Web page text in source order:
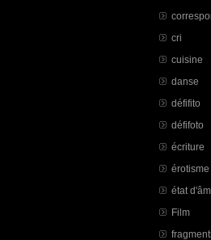
cri
cuisine
danse
défifito
défifoto
écriture
érotisme
état
Film